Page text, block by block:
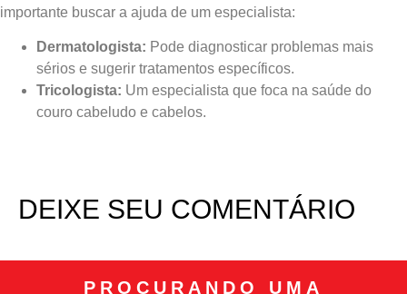
importante buscar a ajuda de um especialista:
Dermatologista: Pode diagnosticar problemas mais
sérios e sugerir tratamentos específicos.
Tricologista: Um especialista que foca na saúde do
couro cabeludo e cabelos.
DEIXE SEU COMENTÁRIO
PROCURANDO UMA